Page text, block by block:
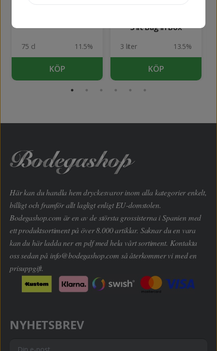
75 cl 11.5%
KÖP
3 lit Bag in Box
3 liter 13.5%
KÖP
Här kan du handla hem dryckesvaror inom alla kategorier enkelt,
billigt och framför allt lagligt enligt EU-domstolen.
Bodegashop.com är en av de största grossisterna i Spanien med
ett produktsortiment på över 8.000 artiklar. Saknar du en vara
kan du här ladda ner en pdf med hela vårt sortiment. Kontakta
oss sedan på info@bodegashop.com så återkommer vi med en
prisuppgift.
NYHETSBREV